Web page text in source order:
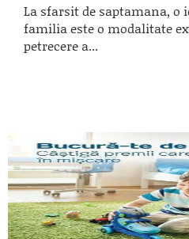
La sfarsit de saptamana,
familia este o modalitate
petrecere a...